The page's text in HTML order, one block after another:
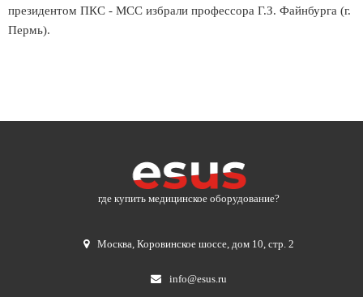
президентом ПКС - МСС избрали профессора Г.З. Файнбурга (г.
Пермь).
где купить медицинское оборудование?
Москва,Коровинское шоссе, дом 10, стр. 2
info@esus.ru